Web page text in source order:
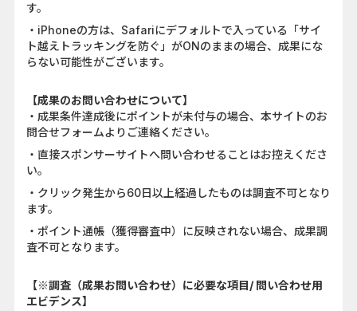
す。
・iPhoneの方は、Safariにデフォルトで入っている「サイ
ト越えトラッキングを防ぐ」がONのままの場合、成果にな
らない可能性がございます。
【成果のお問い合わせについて】
・成果条件達成後にポイントが未付与の場合、本サイトのお
問合せフォームよりご連絡ください。
・直接スポンサーサイトへ問い合わせることはお控えくださ
い。
・クリック発生から60日以上経過したものは調査不可となり
ます。
・ポイント通帳（獲得審査中）に反映されない場合、成果調
査不可となります。
【※調査（成果お問い合わせ）に必要な項目/ 問い合わせ用
エビデンス】